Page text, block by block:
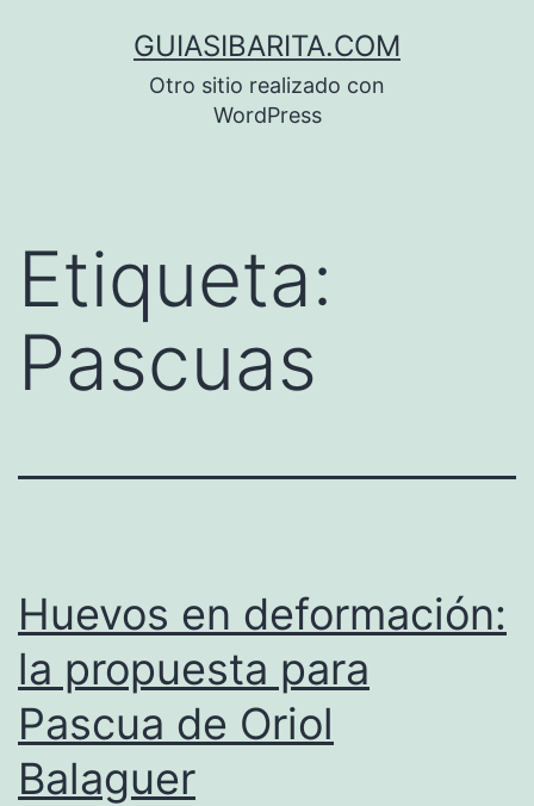
GUIASIBARITA.COM
Otro sitio realizado con
WordPress
Etiqueta:
Pascuas
Huevos en deformación:
la propuesta para
Pascua de Oriol
Balaguer